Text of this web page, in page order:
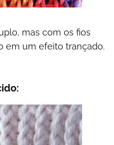
mas com os fios
em um efeito trançado.